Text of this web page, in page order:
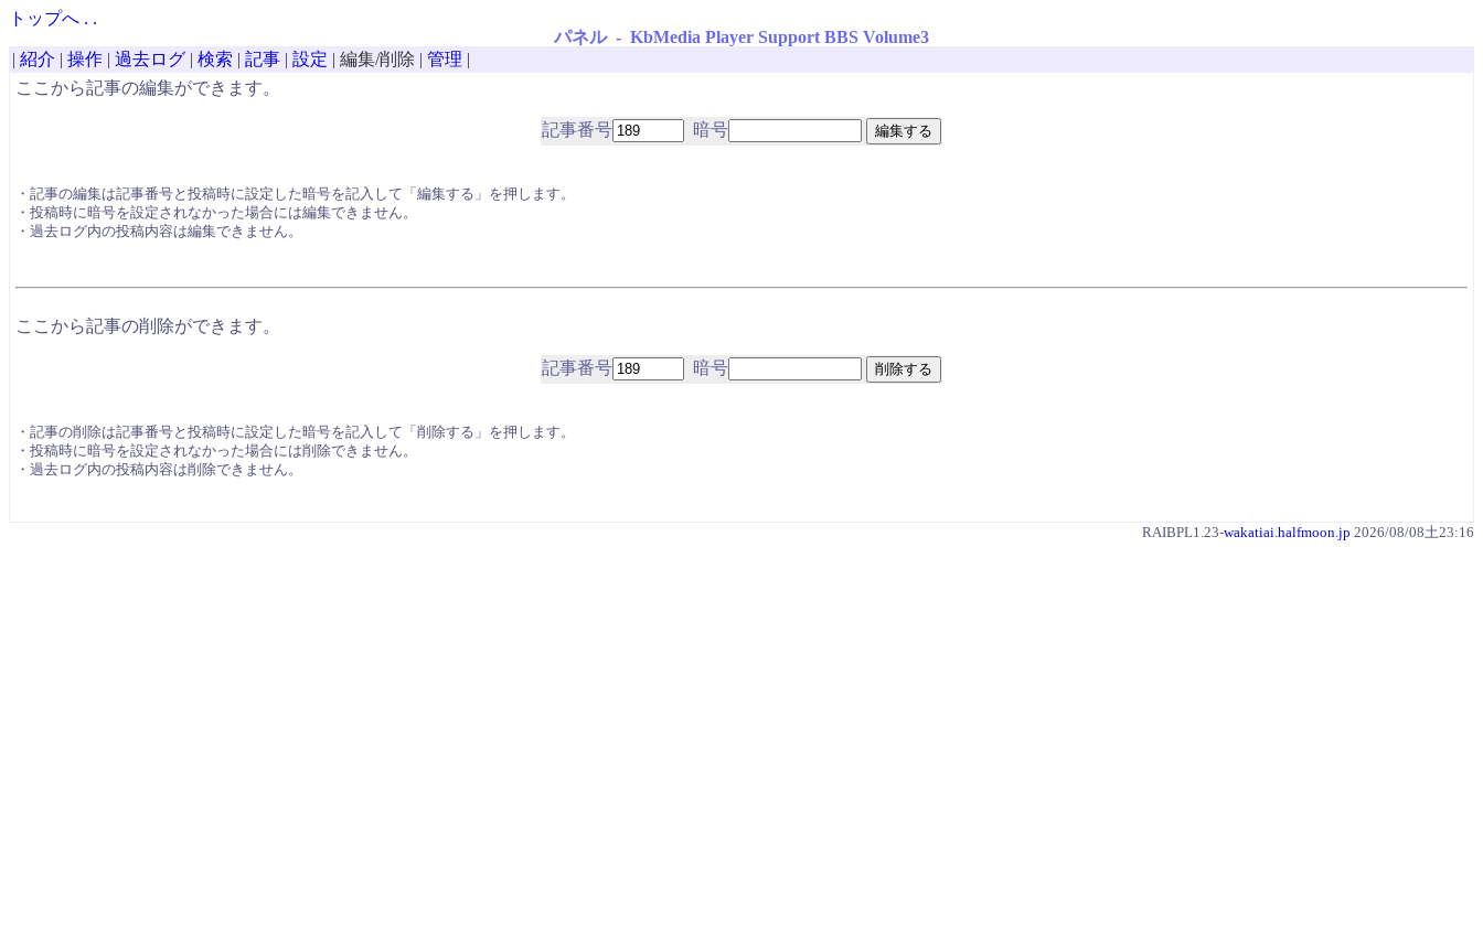
トップへ . .
パネル - KbMedia Player Support BBS Volume3
| 紹介 | 操作 | 過去ログ | 検索 | 記事 | 設定 | 編集/削除 | 管理 |
ここから記事の編集ができます。
記事番号 暗号
・記事の編集は記事番号と投稿時に設定した暗号を記入して「編集する」を押します。
・投稿時に暗号を設定されなかった場合には編集できません。
・過去ログ内の投稿内容は編集できません。
ここから記事の削除ができます。
記事番号 暗号
・記事の削除は記事番号と投稿時に設定した暗号を記入して「削除する」を押します。
・投稿時に暗号を設定されなかった場合には削除できません。
・過去ログ内の投稿内容は削除できません。
RAIBPL1.23-wakatiai.halfmoon.jp 2026/08/08土23:16